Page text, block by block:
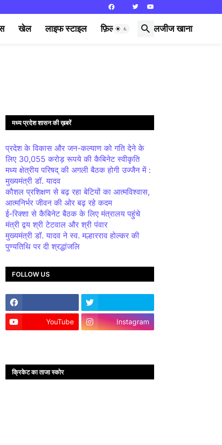
खेल लाइफ स्टाइल फ़िल्मी दुनिया लजीज खाना
मध्य प्रदेश शासन की ख़बरें
प्रदेश के विकास और जन-कल्याण को गति देने के
लिए 30,055 करोड़ रूपये की कैबिनेट स्वीकृति
मध्य क्षेत्रीय परिषद् की अगली बैठक होगी उज्जैन में :
मुख्यमंत्री डॉ. यादव
कौशल प्रशिक्षण से बढ़ रहा बेटियों का आत्मविश्वास,
आत्मनिर्भर जीवन की ओर बढ़ रहे कदम
ई-रिक्शा से कैबिनेट बैठक के लिए मंत्रालय पहुंचे
मंत्री द्वय श्री टेटवाल और श्री पंवार
मुख्यमंत्री डॉ. यादव ने स्व. मल्हारराव होल्कर की
पुण्यतिथि पर दी श्रद्धांजलि
FOLLOW US
YouTube Instagram
क्रिकेट का ताजा स्कोर